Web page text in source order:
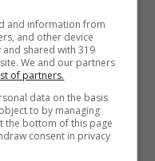
del mondo,
– uspms.it
come l’ambra
pensate per una
che oltre
cercano un
and information from
and other device
shared with 319
We and our partners
of partners.
data on the basis
to by managing
the bottom of this page
consent in privacy